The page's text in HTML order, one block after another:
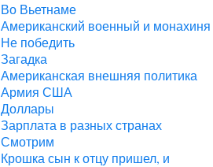
Во Вьетнаме
Американский военный и монахиня
Не победить
Загадка
Американская внешняя политика
Армия США
Доллары
Зарплата в разных странах
Смотрим
Крошка сын к отцу пришел, и